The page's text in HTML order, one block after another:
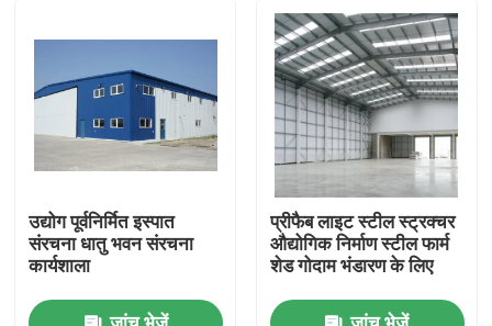
गुणवत्ता नियंत्रण
एक उद्धरण का अनुरोध करें
इस्पात संरचना गोदाम
इस्पात संरचना कार्यशाला
हल्के इस्पात संरचना
उद्योग पूर्वनिर्मित इस्पात
संरचना धातु भवन संरचना
कार्यशाला
प्रीफैब लाइट स्टील स्ट्रक्चर
औद्योगिक निर्माण स्टील फार्म
शेड गोदाम भंडारण के लिए